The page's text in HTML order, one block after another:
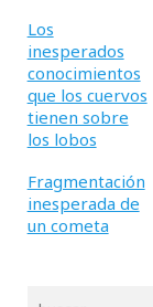
Los
inesperados
conocimientos
que los cuervos
tienen sobre
los lobos
Fragmentación
inesperada de
un cometa